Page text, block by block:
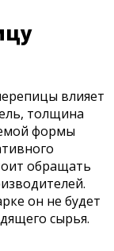
влияет
толщина
формы
обращать
он не будет
сырья.